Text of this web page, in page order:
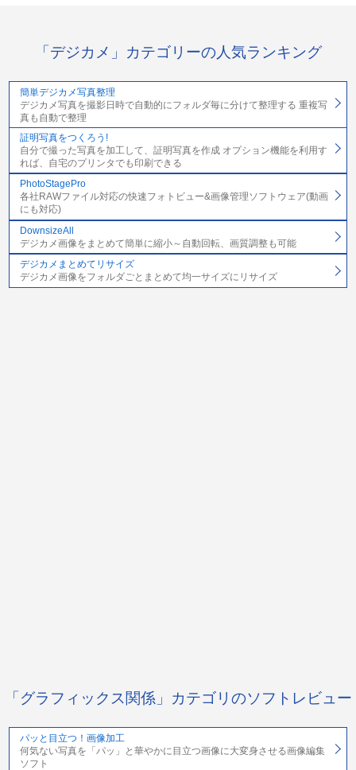
「デジカメ」カテゴリーの人気ランキング
簡単デジカメ写真整理
デジカメ写真を撮影日時で自動的にフォルダ毎に分けて整理する 重複写
真も自動で整理
証明写真をつくろう!
自分で撮った写真を加工して、証明写真を作成 オプション機能を利用す
れば、自宅のプリンタでも印刷できる
PhotoStagePro
各社RAWファイル対応の快速フォトビュー&画像管理ソフトウェア(動画
にも対応)
DownsizeAll
デジカメ画像をまとめて簡単に縮小～自動回転、画質調整も可能
デジカメまとめてリサイズ
デジカメ画像をフォルダごとまとめて均一サイズにリサイズ
「グラフィックス関係」カテゴリのソフトレビュー
パッと目立つ！画像加工
何気ない写真を「パッ」と華やかに目立つ画像に大変身させる画像編集
ソフト